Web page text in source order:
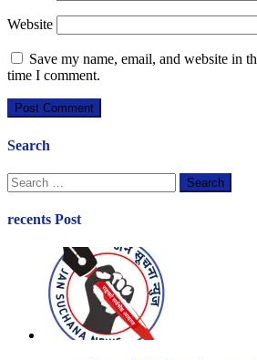
Website
Save my name, email, and website in
time I comment.
Search
Search
for:
recents Post